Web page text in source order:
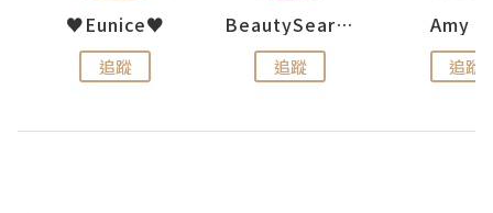
♥Eunice♥
追蹤
BeautySearch
追蹤
Amy
追蹤